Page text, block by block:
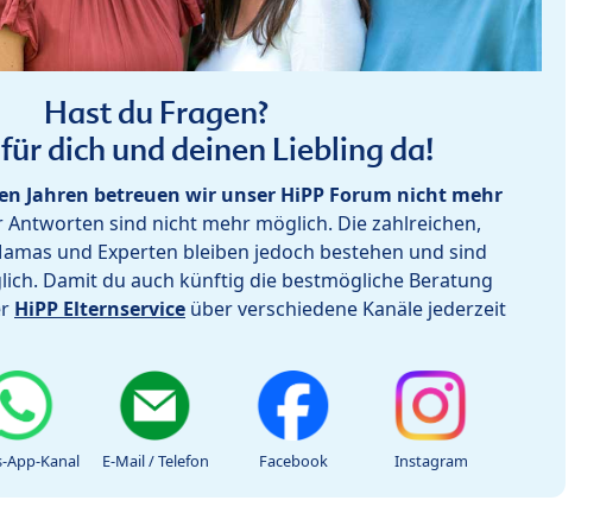
Hast du Fragen?
dich und deinen Liebling da!
Jahren betreuen wir unser HiPP Forum nicht mehr
Antworten sind nicht mehr möglich. Die zahlreichen,
und Experten bleiben jedoch bestehen und sind
Damit du auch künftig die bestmögliche Beratung
HiPP Elternservice über verschiedene Kanäle jederzeit
App-Kanal E-Mail / Telefon Facebook Instagram